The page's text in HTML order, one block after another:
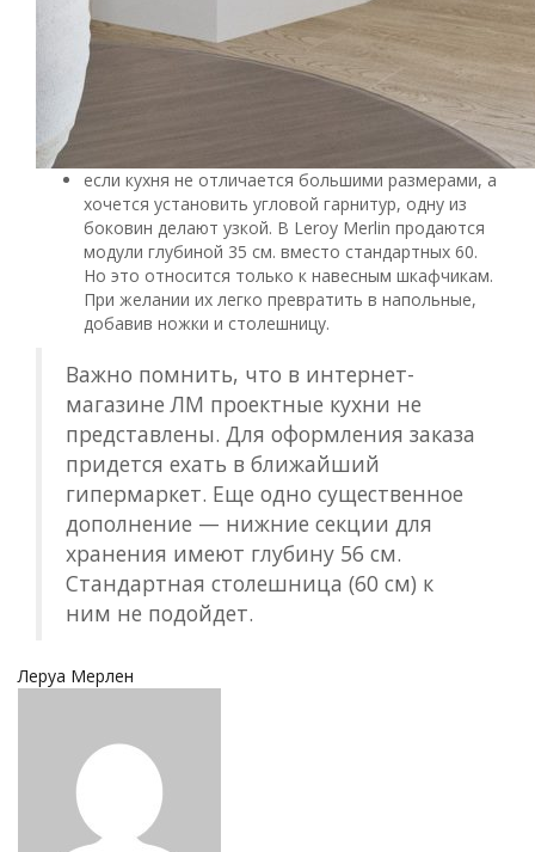
если кухня не отличается большими размерами, а
хочется установить угловой гарнитур, одну из
боковин делают узкой. В Leroy Merlin продаются
модули глубиной 35 см. вместо стандартных 60.
Но это относится только к навесным шкафчикам.
При желании их легко превратить в напольные,
добавив ножки и столешницу.
Важно помнить, что в интернет-
магазине ЛМ проектные кухни не
представлены. Для оформления заказа
придется ехать в ближайший
гипермаркет. Еще одно существенное
дополнение — нижние секции для
хранения имеют глубину 56 см.
Стандартная столешница (60 см) к
ним не подойдет.
Леруа Мерлен